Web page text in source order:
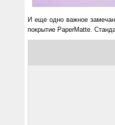
И еще одно важное
покрытие PaperMatte.